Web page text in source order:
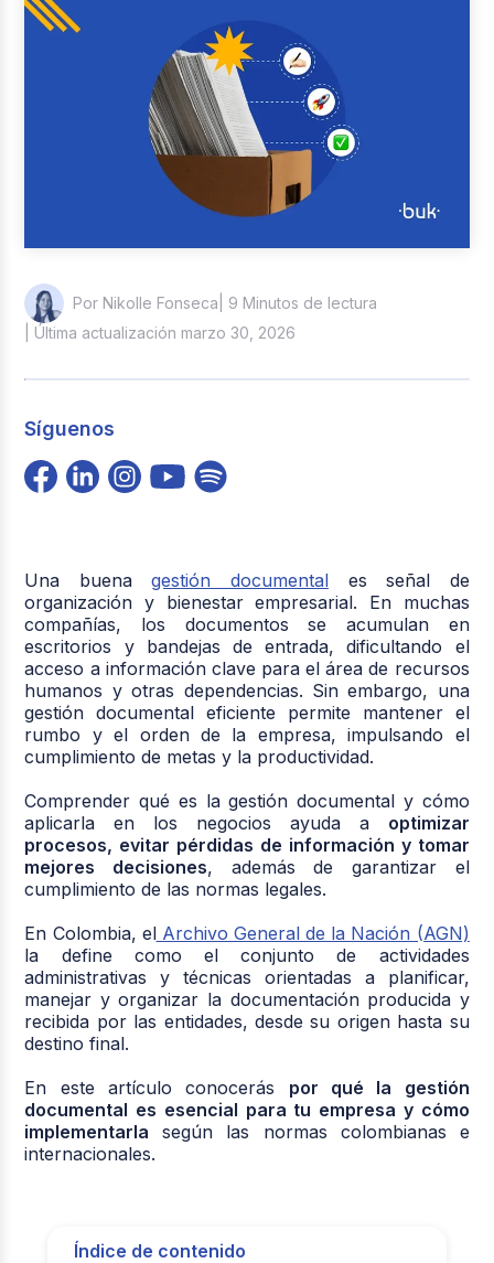
Reclutamiento y Selección
Casos de éxito
Columna del Experto
Entrevistas
Por Nikolle Fonseca | 9 Minutos de lectura
| Última actualización marzo 30, 2026
Síguenos
Una buenagestión documental es señal de
organización y bienestar empresarial. En muchas
compañías, los documentos se acumulan en
escritorios y bandejas de entrada, dificultando el
acceso a información clave para el área de recursos
humanos y otras dependencias. Sin embargo, una
gestión documental eficiente permite mantener el
rumbo y el orden de la empresa, impulsando el
cumplimiento de metas y la productividad.
Comprender qué es la gestión documental y cómo
aplicarla en los negocios ayuda a optimizar
procesos, evitar pérdidas de información y tomar
mejores decisiones, además de garantizar el
cumplimiento de las normas legales.
En Colombia, elArchivo General de la Nación (AGN)
la define como el conjunto de actividades
administrativas y técnicas orientadas a planificar,
manejar y organizar la documentación producida y
recibida por las entidades, desde su origen hasta su
destino final.
En este artículo conocerás por qué la gestión
documental es esencial para tu empresa y cómo
implementarla según las normas colombianas e
internacionales.
Índice de contenido